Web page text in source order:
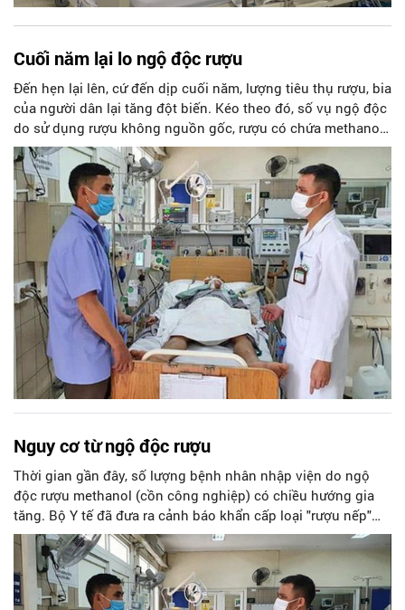
Cuối năm lại lo ngộ độc rượu
Đến hẹn lại lên, cứ đến dịp cuối năm, lượng tiêu thụ rượu, bia
của người dân lại tăng đột biến. Kéo theo đó, số vụ ngộ độc
do sử dụng rượu không nguồn gốc, rượu có chứa methanol
(cồn công nghiệp) cũng gia tăng. Ngộ độc cồn công nghiệp
methanol đang là nguyên nhân gây tử vong lớn nhất trong
các vụ ngộ độc thực phẩm.
Nguy cơ từ ngộ độc rượu
Thời gian gần đây, số lượng bệnh nhân nhập viện do ngộ
độc rượu methanol (cồn công nghiệp) có chiều hướng gia
tăng. Bộ Y tế đã đưa ra cảnh báo khẩn cấp loại "rượu nếp"
gây chết người, giảm thị lực và di chứng thần kinh. Các
chuyên gia khuyến cáo, người tiêu dùng nên hãy nói không
với các sản phẩm rượu trôi nổi trên thị trường.